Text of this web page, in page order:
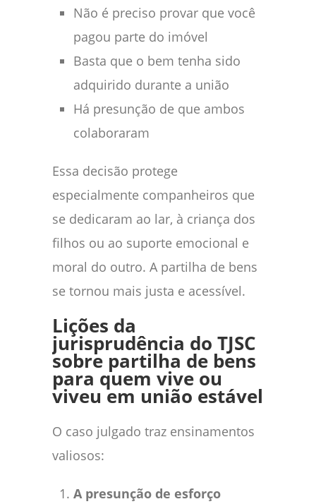
Não é preciso provar que você
pagou parte do imóvel
Basta que o bem tenha sido
adquirido durante a união
Há presunção de que ambos
colaboraram
Essa decisão protege
especialmente companheiros que
se dedicaram ao lar, à criança dos
filhos ou ao suporte emocional e
moral do outro. A partilha de bens
se tornou mais justa e acessível.
Lições da
jurisprudência do TJSC
sobre partilha de bens
para quem vive ou
viveu em união estável
O caso julgado traz ensinamentos
valiosos:
A presunção de esforço